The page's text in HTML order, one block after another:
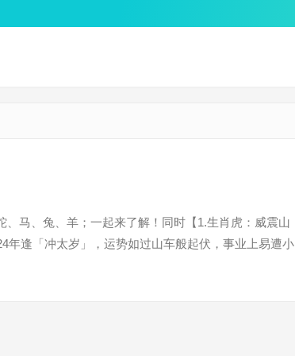
马、兔、羊；一起来了解！同时【1.生肖虎：威震山
年逢「冲太岁」，运势如过山车般起伏，事业上易遭小